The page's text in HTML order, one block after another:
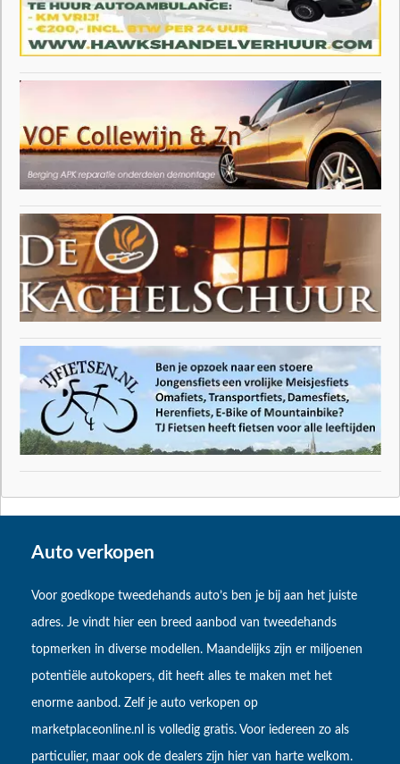
Auto verkopen
Voor goedkope tweedehands auto’s ben je bij aan het juiste
adres. Je vindt hier een breed aanbod van tweedehands
topmerken in diverse modellen. Maandelijks zijn er miljoenen
potentiële autokopers, dit heeft alles te maken met het
enorme aanbod. Zelf je auto verkopen op
marketplaceonline.nl is volledig gratis. Voor iedereen zo als
particulier, maar ook de dealers zijn hier van harte welkom.